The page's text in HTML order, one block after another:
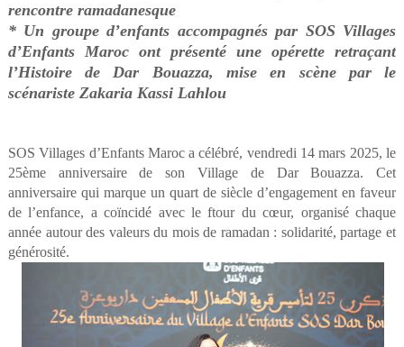
rencontre ramadanesque
* Un groupe d’enfants accompagnés par SOS Villages
d’Enfants Maroc ont présenté une opérette retraçant
l’Histoire de Dar Bouazza, mise en scène par le
scénariste Zakaria Kassi Lahlou
SOS Villages d’Enfants Maroc a célébré, vendredi 14 mars 2025, le
25ème anniversaire de son Village de Dar Bouazza. Cet
anniversaire qui marque un quart de siècle d’engagement en faveur
de l’enfance, a coïncidé avec le ftour du cœur, organisé chaque
année autour des valeurs du mois de ramadan : solidarité, partage et
générosité.